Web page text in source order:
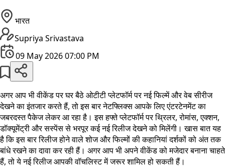
भारत
Supriya Srivastava
09 May 2026 07:00 PM
अगर आप भी वीकेंड पर घर बैठे ओटीटी प्लेटफॉर्म पर नई फिल्में और वेब सीरीज
देखने का इंतजार करते हैं, तो इस बार नेटफ्लिक्स आपके लिए एंटरटेनमेंट का
जबरदस्त पैकेज लेकर आ रहा है। इस हफ्ते प्लेटफॉर्म पर थ्रिलर, रोमांस, एक्शन,
डॉक्यूमेंट्री और सस्पेंस से भरपूर कई नई रिलीज देखने को मिलेंगी। खास बात यह
है कि इस बार रिलीज होने वाले शोज और फिल्मों की कहानियां दर्शकों को अंत तक
बांधे रखने का दावा कर रही हैं। अगर आप भी अपने वीकेंड को मजेदार बनाना चाहते
हैं, तो ये नई रिलीज आपकी वॉचलिस्ट में जरूर शामिल हो सकती हैं।